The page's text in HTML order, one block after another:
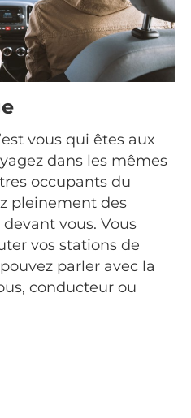
vous qui êtes aux
dans les mêmes
occupants du
pleinement des
vous. Vous
vos stations de
parler avec la
conducteur ou